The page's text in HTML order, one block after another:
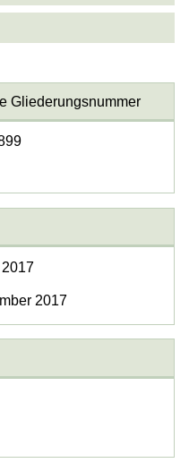
Gliederungsnummer
2017